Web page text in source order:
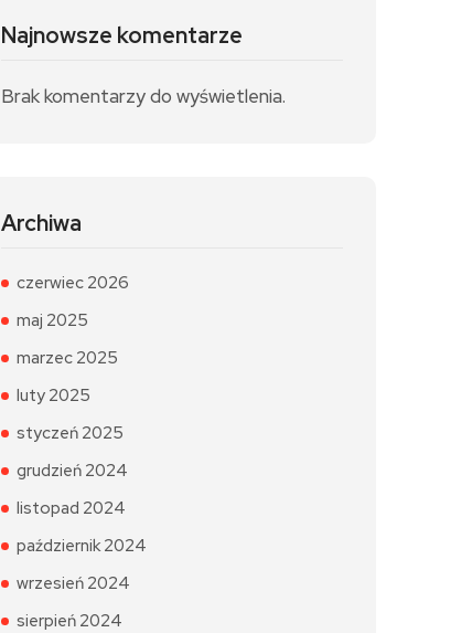
Najnowsze komentarze
Brak komentarzy do wyświetlenia.
Archiwa
czerwiec 2026
maj 2025
marzec 2025
luty 2025
styczeń 2025
grudzień 2024
listopad 2024
październik 2024
wrzesień 2024
sierpień 2024